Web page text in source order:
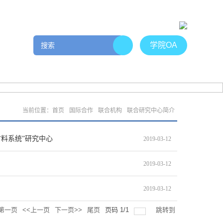
学院OA
当前位置： 首页 国际合作 联合机构 联合研究中心简介
系统”研究中心 2019-03-12
2019-03-12
2019-03-12
一页 <<上一页 下一页>> 尾页 页码 1/1 跳转到